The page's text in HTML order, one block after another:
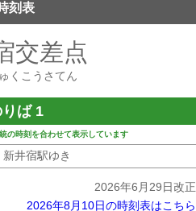
刻表
交差点
くこうさてん
ば 1
の時刻を合わせて表示しています
新井宿駅ゆき
2026年6月29日改正
2026年8月10日の時刻表はこちら